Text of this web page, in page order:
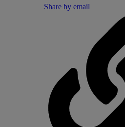
Share by email